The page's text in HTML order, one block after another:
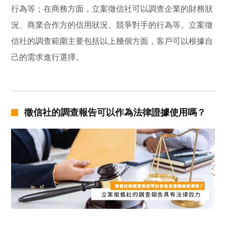
行為等；在商務方面，立案徵信社可以調查企業的財務狀
況、商業合作方的信用狀況、競爭對手的行為等。立案徵
信社的調查範圍主要包括以上幾個方面，客戶可以根據自
己的需求進行選擇。
徵信社的調查報告可以作為法律證據使用嗎？